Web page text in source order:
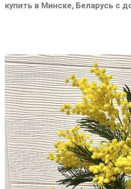
купить в Минске, Беларусь с